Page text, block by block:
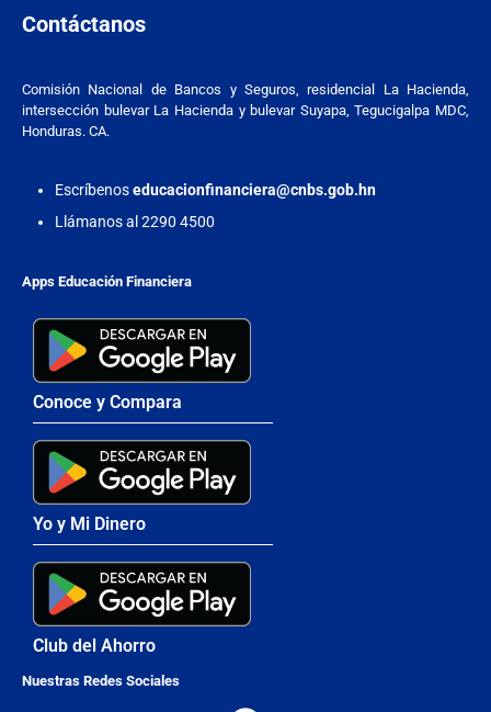
Contáctanos
Comisión Nacional de Bancos y Seguros, residencial La Hacienda,
intersección bulevar La Hacienda y bulevar Suyapa, Tegucigalpa MDC,
Honduras. CA.
Escríbenoseducacionfinanciera@cnbs.gob.hn
Llámanos al 2290 4500
Apps Educación Financiera
Conoce y Compara
Yo y Mi Dinero
Club del Ahorro
Nuestras Redes Sociales